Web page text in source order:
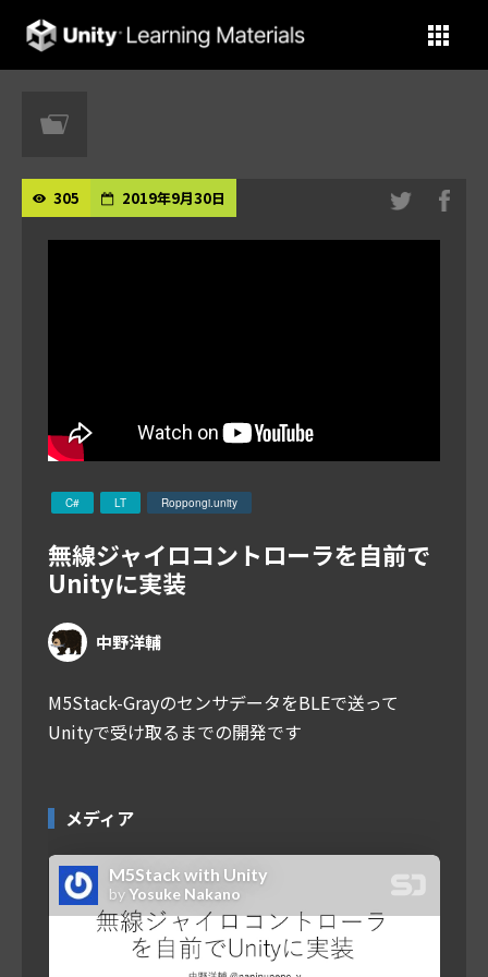
Unity Learning Materials
305 2019年9月30日
C# LT Roppongi.unity
無線ジャイロコントローラを自前で
Unityに実装
中野洋輔
M5Stack-GrayのセンサデータをBLEで送って
Unityで受け取るまでの開発です
メディア